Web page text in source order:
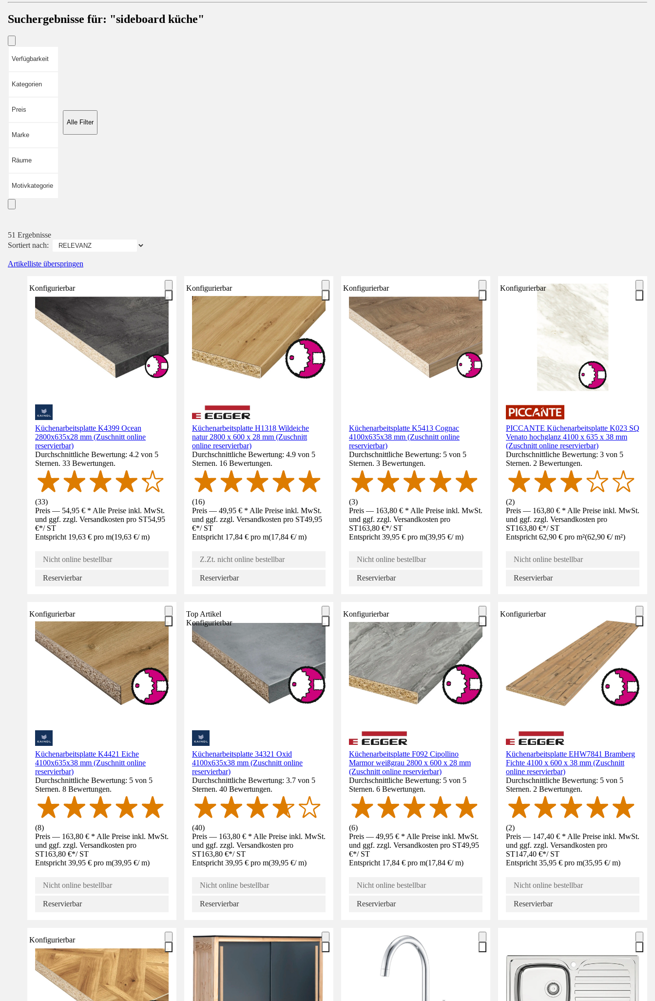
Suchergebnisse für: "sideboard küche"
Verfügbarkeit
Kategorien
Preis
Marke
Räume
Motivkategorie
Alle Filter
51 Ergebnisse
Sortiert nach:
Artikelliste überspringen
Konfigurierbar
Küchenarbeitsplatte K4399 Ocean
2800x635x28 mm (Zuschnitt online
reservierbar)
Durchschnittliche Bewertung: 4.2 von 5
Sternen. 33 Bewertungen.
(33)
Preis — 54,95 € * Alle Preise inkl. MwSt.
und ggf. zzgl. Versandkosten pro ST54,95
€*/ ST
Entspricht 19,63 € pro m(19,63 €/ m)
Nicht online bestellbar
Reservierbar
Konfigurierbar
Küchenarbeitsplatte H1318 Wildeiche
natur 2800 x 600 x 28 mm (Zuschnitt
online reservierbar)
Durchschnittliche Bewertung: 4.9 von 5
Sternen. 16 Bewertungen.
(16)
Preis — 49,95 € * Alle Preise inkl. MwSt.
und ggf. zzgl. Versandkosten pro ST49,95
€*/ ST
Entspricht 17,84 € pro m(17,84 €/ m)
Z.Zt. nicht online bestellbar
Reservierbar
Konfigurierbar
Küchenarbeitsplatte K5413 Cognac
4100x635x38 mm (Zuschnitt online
reservierbar)
Durchschnittliche Bewertung: 5 von 5
Sternen. 3 Bewertungen.
(3)
Preis — 163,80 € * Alle Preise inkl. MwSt.
und ggf. zzgl. Versandkosten pro
ST163,80 €*/ ST
Entspricht 39,95 € pro m(39,95 €/ m)
Nicht online bestellbar
Reservierbar
Konfigurierbar
PICCANTE Küchenarbeitsplatte K023 SQ
Venato hochglanz 4100 x 635 x 38 mm
(Zuschnitt online reservierbar)
Durchschnittliche Bewertung: 3 von 5
Sternen. 2 Bewertungen.
(2)
Preis — 163,80 € * Alle Preise inkl. MwSt.
und ggf. zzgl. Versandkosten pro
ST163,80 €*/ ST
Entspricht 62,90 € pro m²(62,90 €/ m²)
Nicht online bestellbar
Reservierbar
Konfigurierbar
Küchenarbeitsplatte K4421 Eiche
4100x635x38 mm (Zuschnitt online
reservierbar)
Durchschnittliche Bewertung: 5 von 5
Sternen. 8 Bewertungen.
(8)
Preis — 163,80 € * Alle Preise inkl. MwSt.
und ggf. zzgl. Versandkosten pro
ST163,80 €*/ ST
Entspricht 39,95 € pro m(39,95 €/ m)
Nicht online bestellbar
Reservierbar
Top Artikel
Konfigurierbar
Küchenarbeitsplatte 34321 Oxid
4100x635x38 mm (Zuschnitt online
reservierbar)
Durchschnittliche Bewertung: 3.7 von 5
Sternen. 40 Bewertungen.
(40)
Preis — 163,80 € * Alle Preise inkl. MwSt.
und ggf. zzgl. Versandkosten pro
ST163,80 €*/ ST
Entspricht 39,95 € pro m(39,95 €/ m)
Nicht online bestellbar
Reservierbar
Konfigurierbar
Küchenarbeitsplatte F092 Cipollino
Marmor weißgrau 2800 x 600 x 28 mm
(Zuschnitt online reservierbar)
Durchschnittliche Bewertung: 5 von 5
Sternen. 6 Bewertungen.
(6)
Preis — 49,95 € * Alle Preise inkl. MwSt.
und ggf. zzgl. Versandkosten pro ST49,95
€*/ ST
Entspricht 17,84 € pro m(17,84 €/ m)
Nicht online bestellbar
Reservierbar
Konfigurierbar
Küchenarbeitsplatte EHW7841 Bramberg
Fichte 4100 x 600 x 38 mm (Zuschnitt
online reservierbar)
Durchschnittliche Bewertung: 5 von 5
Sternen. 2 Bewertungen.
(2)
Preis — 147,40 € * Alle Preise inkl. MwSt.
und ggf. zzgl. Versandkosten pro
ST147,40 €*/ ST
Entspricht 35,95 € pro m(35,95 €/ m)
Nicht online bestellbar
Reservierbar
Konfigurierbar